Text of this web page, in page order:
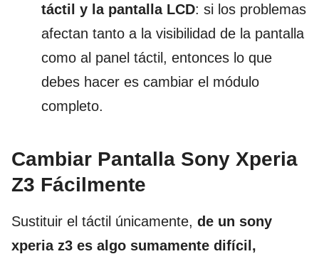
táctil y la pantalla LCD: si los problemas
afectan tanto a la visibilidad de la pantalla
como al panel táctil, entonces lo que
debes hacer es cambiar el módulo
completo.
Cambiar Pantalla Sony Xperia
Z3 Fácilmente
Sustituir el táctil únicamente, de un sony
xperia z3 es algo sumamente difícil,